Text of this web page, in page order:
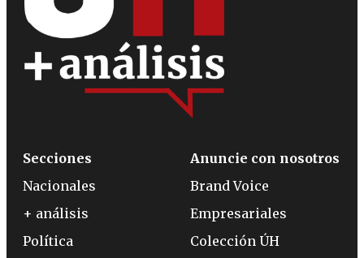
Secciones
Nacionales
+ análisis
Política
Anuncie con nosotros
Brand Voice
Empresariales
Colección ÚH